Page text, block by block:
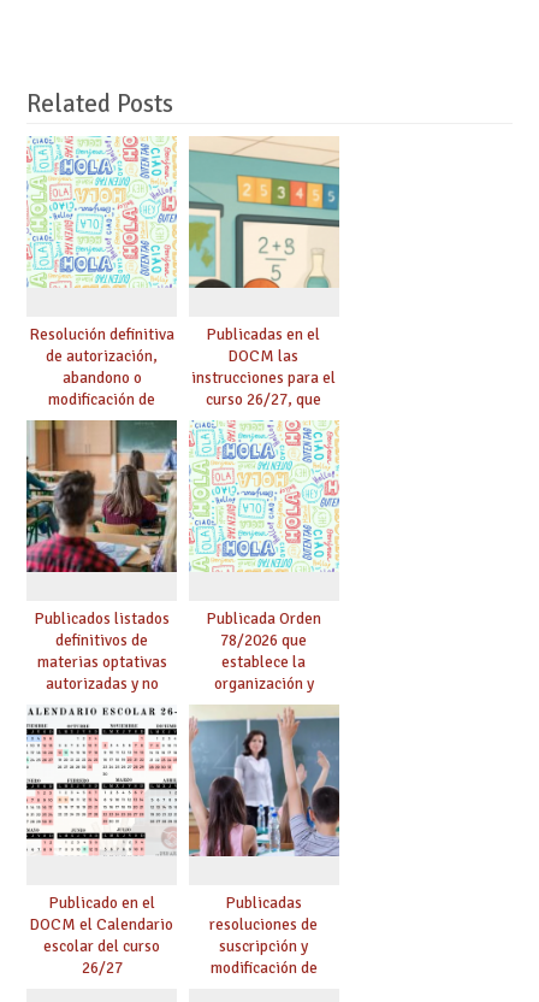
Related Posts
Resolución definitiva
de autorización,
abandono o
modificación de
programas bilingües
o plurilingües. Se
confirma el abandono
de un importante
número de proyectos
en colegios.
Publicadas en el
DOCM las
instrucciones para el
curso 26/27, que
incluyen, gracias al
Acuerdo firmado por
UGT, la recuperación
de las 18 lectivas en
EEMM y la reducción
de lectivas para
mayores de 55
Publicados listados
definitivos de
materias optativas
autorizadas y no
autorizadas en ESO y
Bachillerato,
definidas por los
centros
Publicada Orden
78/2026 que
establece la
organización y
desarrollo de los
programas bilingües
y plurilingües
Publicado en el
DOCM el Calendario
escolar del curso
26/27
Publicadas
resoluciones de
suscripción y
modificación de